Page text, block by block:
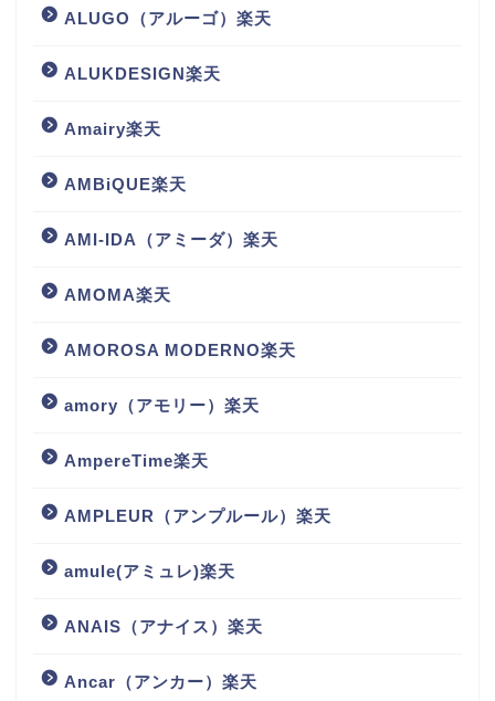
ALUGO（アルーゴ）楽天
ALUKDESIGN楽天
Amairy楽天
AMBiQUE楽天
AMI-IDA（アミーダ）楽天
AMOMA楽天
AMOROSA MODERNO楽天
amory（アモリー）楽天
AmpereTime楽天
AMPLEUR（アンプルール）楽天
amule(アミュレ)楽天
ANAIS（アナイス）楽天
Ancar（アンカー）楽天